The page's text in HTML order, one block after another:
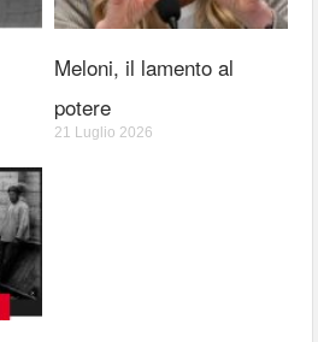
Meloni, il lamento al
potere
21 Luglio 2026